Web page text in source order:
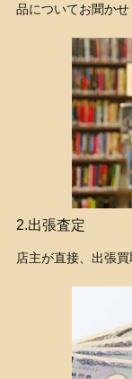
品についてお聞かせ
2.出張査定
店主が直接、出張